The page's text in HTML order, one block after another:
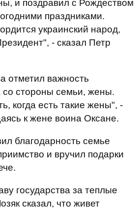
и поздравил с Рождеством
праздниками.
украинский народ,
- сказал Петр
отметил важность
со стороны семьи, жены.
когда есть такие жены", -
к жене воина Оксане.
благодарность семье
и вручил подарки
государства за теплые
сказал, что живет